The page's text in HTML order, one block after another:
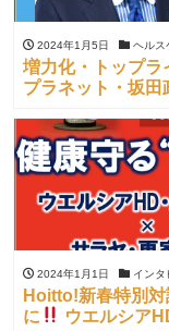
2024年1月5日 ヘルス
増力化・トップラ
プラネット・坂田
2024年1月1日 インタ
Hoitto!新春特別
に
ウエルシア